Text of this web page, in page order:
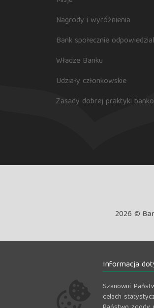
Nagrody i wyróżnienia
Bank społecznie
Władze Banku
Udziały członkowskie
Zasady dobrej praktyki
2026 ©
Informacja
Szanowni
celach